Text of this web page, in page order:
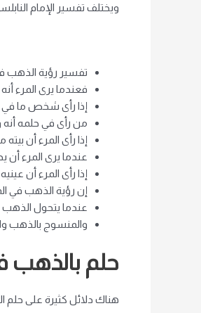
ويختلف تفسير الإمام
تفسير رؤية الذهب
فعندما يرى المرء
إذا رأى شخص ما في
من رأى في حلمه أنه
إذا رأى المرء أن
عندما يرى المرء
إذا رأى المرء أن
إن رؤية الذهب في
عندما يتحول
والمنسوج بالذهب
حلم بالذهب
هناك دلائل كثيرة على حلم